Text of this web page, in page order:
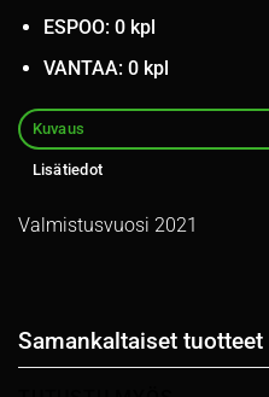
ESPOO: 0 kpl
VANTAA: 0 kpl
Kuvaus
Lisätiedot
Valmistusvuosi 2021
Samankaltaiset tuotteet